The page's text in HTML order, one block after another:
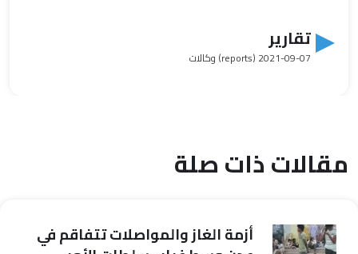
تقارير
2021-09-07 (reports) وكالات
مقالات ذات صلة
أزمة الغاز والمواصلات تتفاقم في